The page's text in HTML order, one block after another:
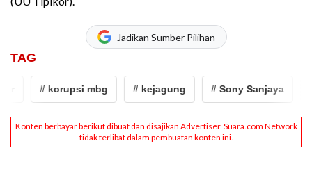
Jadikan Sumber Pilihan
TAG
# korupsi mbg # kejagung # Sony Sanjaya